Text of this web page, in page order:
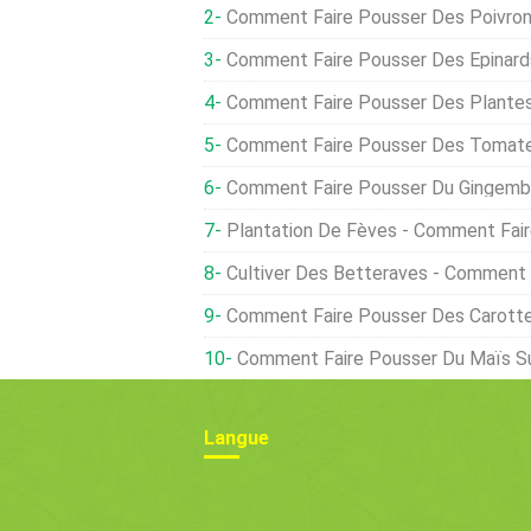
Comment Faire Pousser Des
Comment Faire Pousser Des
Comment Faire Pousser Des Plantes
Comment Faire Pousser Des Tomates
Comment Faire Pousser Du Gingembre
Plantation De Fèves - Comment Faire
Cultiver Des Betteraves - Comment Faire
Comment Faire Pousser Des Carottes -
Comment Faire Pousser Du Maïs
Langue